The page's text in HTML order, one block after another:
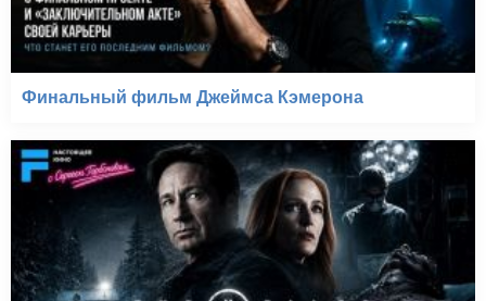
Финальный фильм Джеймса Кэмерона